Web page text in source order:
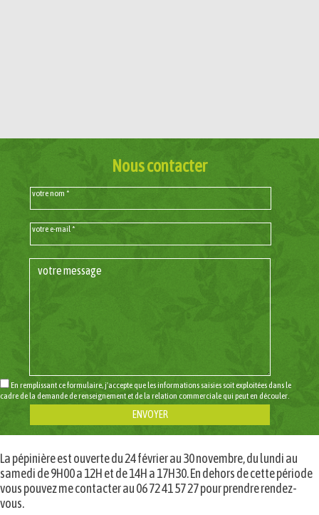
Nous contacter
votre nom *
votre e-mail *
En remplissant ce formulaire, j'accepte que les informations saisies soit exploitées dans le
cadre de la demande de renseignement et de la relation commerciale qui peut en découler.
La pépinière est ouverte du 24 février au 30 novembre, du lundi au
samedi de 9H00 a 12H et de 14H a 17H30. En dehors de cette période
vous pouvez me contacter au 06 72 41 57 27 pour prendre rendez-
vous.